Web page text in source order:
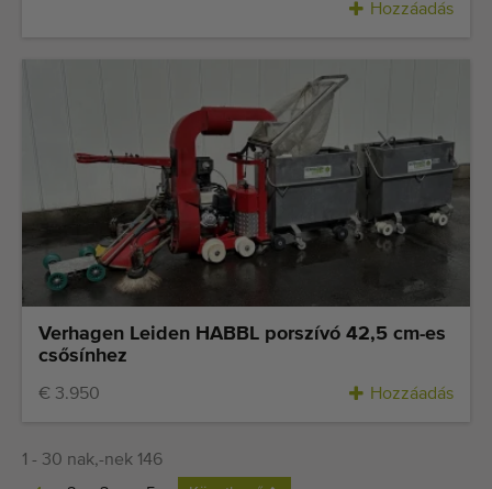
Hozzáadás
Verhagen Leiden HABBL porszívó 42,5 cm-es
csősínhez
€ 3.950 Hozzáadás
1 - 30 nak,-nek 146